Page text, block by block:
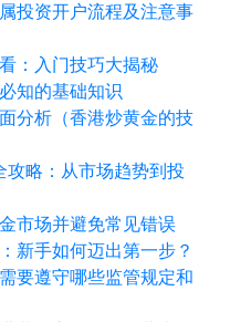
投资开户流程及注意事
：入门技巧大揭秘
知的基础知识
分析（香港炒黄金的技
略：从市场趋势到投
市场并避免常见错误
新手如何迈出第一步？
要遵守哪些监管规定和